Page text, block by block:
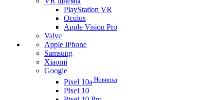
PlayStation VR
Oculus
Apple Vision Pro
Valve
Apple iPhone
Samsung
Xiaomi
Google
Pixel 10a Новинка
Pixel 10